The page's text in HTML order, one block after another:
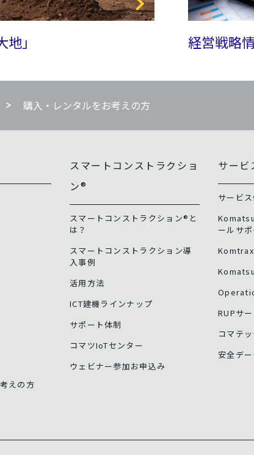
」 経営戦略
購入・レンタルをお考えの方
えの方
スマートコンストラクショ
ン®
スマートコンストラクション®と
は？
スマートコンストラクション導
入事例
活用方法
ICT建機ラインナップ
サポート体制
コマツIoTセンター
ウェビナー参加お申込み
サービ
サービ
ールサポ
Komtrax
RUPサ
コマテ
安全デー